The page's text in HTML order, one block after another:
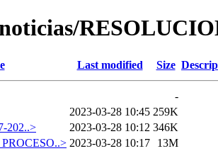
Last modified Size
-
2023-03-28 10:45 259K
202..>
2023-03-28 10:12 346K
2023-03-28 10:17
13M